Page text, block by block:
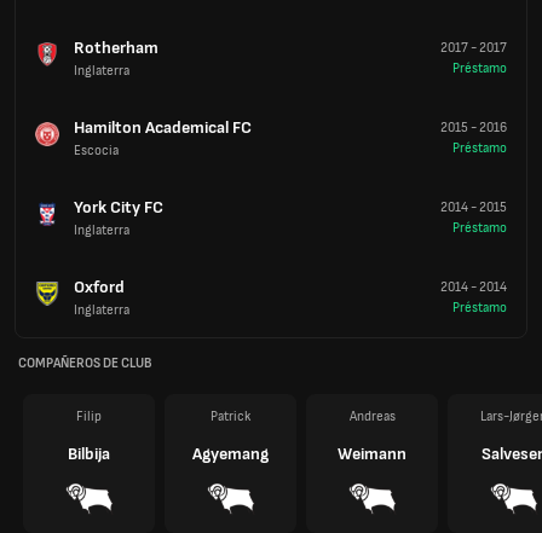
Rotherham
Inglaterra
2017-2017
Préstamo
Hamilton Academical FC
Escocia
2015 -2016
Préstamo
York City FC
Inglaterra
2014-2015
Préstamo
Oxford
Inglaterra
2014-2014
Préstamo
COMPAÑEROS DE CLUB
Filip
Bilbija
Patrick
Agyemang
Andreas
Weimann
Lars-